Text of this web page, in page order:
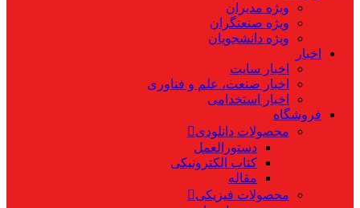
ویژه مدیران
ویژه صنعتگران
ویژه دانشجویان
اخبار
اخبار سایت
اخبار صنعت، علم و فناوری
اخبار استخدامی
فروشگاه
محصولات دانلودی
دستورالعمل
کتاب الکترونیکی
مقاله
محصولات فیزیکی